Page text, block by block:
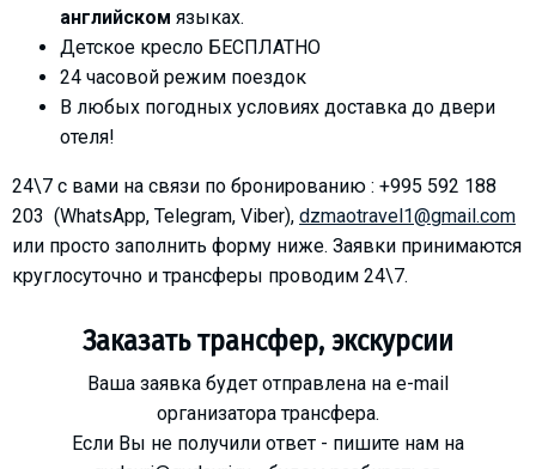
английском языках.
Детское кресло БЕСПЛАТНО
24 часовой режим поездок
В любых погодных условиях доставка до двери
отеля!
24\7 с вами на связи по бронированию : +995 592 188
203 (WhatsApp, Telegram, Viber), dzmaotravel1@gmail.com
или просто заполнить форму ниже. Заявки принимаются
круглосуточно и трансферы проводим 24\7.
Заказать трансфер, экскурсии
Ваша заявка будет отправлена на e-mail
организатора трансфера.
Если Вы не получили ответ - пишите нам на
Визы и Документы
Что пить?
Деньги
Мобильная связь
Отчеты
Безопасность